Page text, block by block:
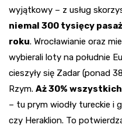
wyjątkowy – z usług
niemal 300 tysięcy
roku. Wrocławianie oraz
wybierali loty na południe
cieszyły się Zadar (ponad
Rzym. Aż 30%
– tu prym wiodły tureckie i
czy Heraklion. To